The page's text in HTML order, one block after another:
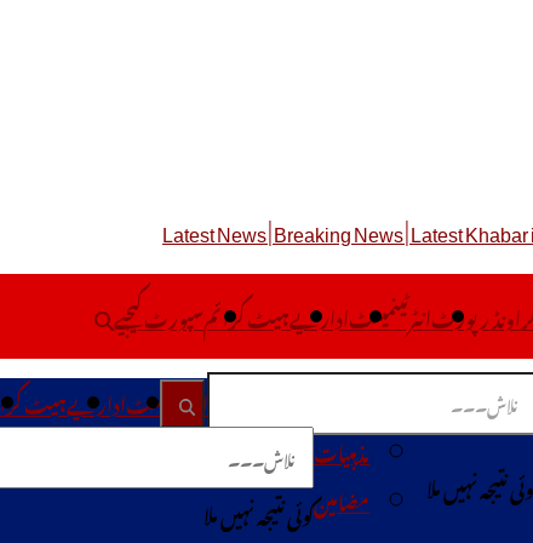
رپورٹانٹرٹینمینٹاداریےہیٹ کرا ئمسپورٹ کیجیے
نتیجہ نہیں ملا
ہومدیس پردیس
مذہبیات
مضامین
انٹرٹینمینٹاداریےہیٹ
کوئی نتیجہ نہیں ملا